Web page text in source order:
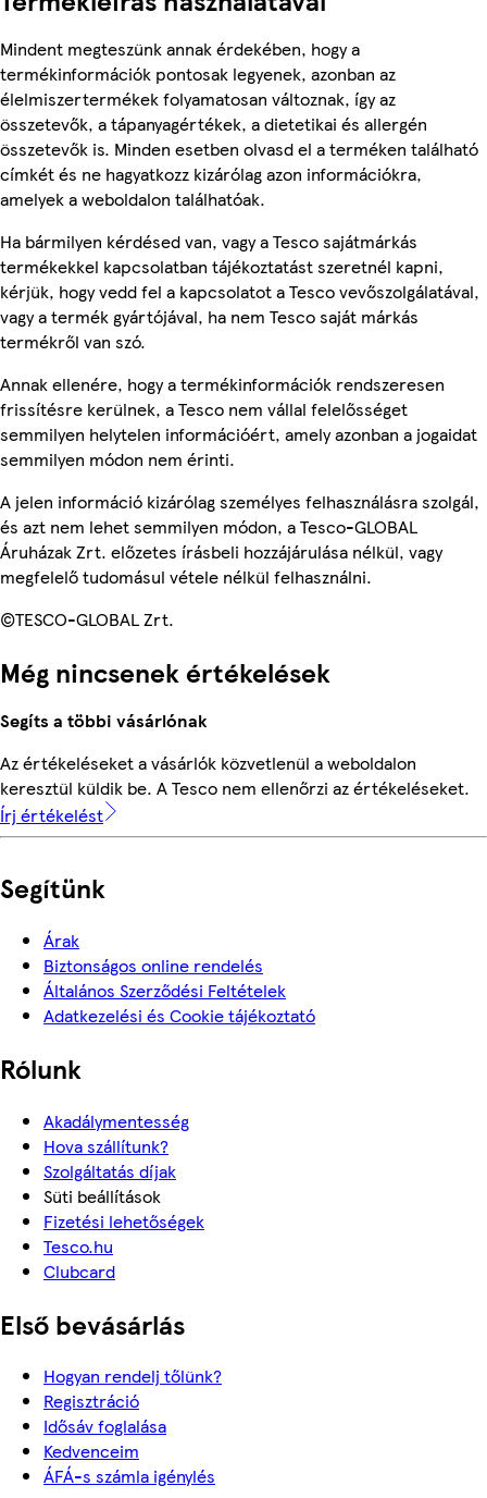
Mindent megteszünk annak érdekében, hogy a
termékinformációk pontosak legyenek, azonban az
élelmiszertermékek folyamatosan változnak, így az
összetevők, a tápanyagértékek, a dietetikai és allergén
összetevők is. Minden esetben olvasd el a terméken található
címkét és ne hagyatkozz kizárólag azon információkra,
amelyek a weboldalon találhatóak.
Ha bármilyen kérdésed van, vagy a Tesco sajátmárkás
termékekkel kapcsolatban tájékoztatást szeretnél kapni,
kérjük, hogy vedd fel a kapcsolatot a Tesco vevőszolgálatával,
vagy a termék gyártójával, ha nem Tesco saját márkás
termékről van szó.
Annak ellenére, hogy a termékinformációk rendszeresen
frissítésre kerülnek, a Tesco nem vállal felelősséget
semmilyen helytelen információért, amely azonban a jogaidat
semmilyen módon nem érinti.
A jelen információ kizárólag személyes felhasználásra szolgál,
és azt nem lehet semmilyen módon, a Tesco-GLOBAL
Áruházak Zrt. előzetes írásbeli hozzájárulása nélkül, vagy
megfelelő tudomásul vétele nélkül felhasználni.
©TESCO-GLOBAL Zrt.
Még nincsenek értékelések
Segíts a többi vásárlónak
Az értékeléseket a vásárlók közvetlenül a weboldalon
keresztül küldik be. A Tesco nem ellenőrzi az értékeléseket.
Írj értékelést
Segítünk
Árak
Biztonságos online rendelés
Általános Szerződési Feltételek
Adatkezelési és Cookie tájékoztató
Rólunk
Akadálymentesség
Hova szállítunk?
Szolgáltatás díjak
Süti beállítások
Fizetési lehetőségek
Tesco.hu
Clubcard
Első bevásárlás
Hogyan rendelj tőlünk?
Regisztráció
Idősáv foglalása
Kedvenceim
ÁFÁ-s számla igénylés